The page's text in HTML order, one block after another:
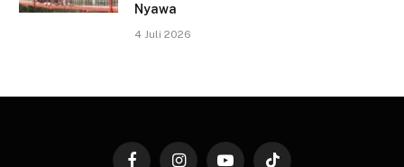
Nyawa
4 Juli 2026